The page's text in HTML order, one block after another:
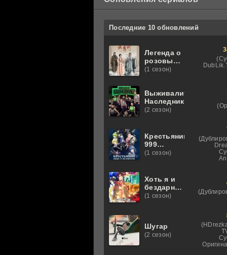
Последние 10 обновлений
Легенда о
розовых
облаках
(1 сезон)
Выживалити.
Наследники
(2 сезон)
Крестьянин
999
уровня
(1 сезон)
Хоть я и
бездарная
злодейка
(1 сезон)
Шугар
(2 сезон)